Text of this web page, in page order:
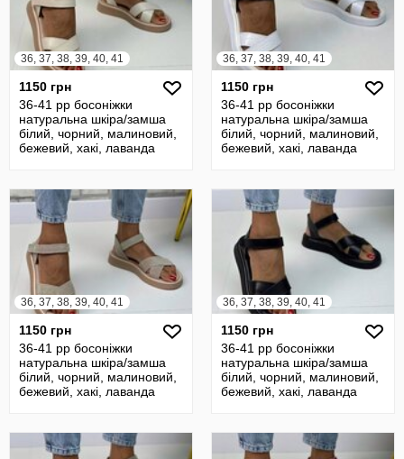
36, 37, 38, 39, 40, 41
1150 грн
36-41 рр босоніжки
натуральна шкіра/замша
білий, чорний, малиновий,
бежевий, хакі, лаванда
36, 37, 38, 39, 40, 41
1150 грн
36-41 рр босоніжки
натуральна шкіра/замша
білий, чорний, малиновий,
бежевий, хакі, лаванда
36, 37, 38, 39, 40, 41
1150 грн
36-41 рр босоніжки
натуральна шкіра/замша
білий, чорний, малиновий,
бежевий, хакі, лаванда
36, 37, 38, 39, 40, 41
1150 грн
36-41 рр босоніжки
натуральна шкіра/замша
білий, чорний, малиновий,
бежевий, хакі, лаванда